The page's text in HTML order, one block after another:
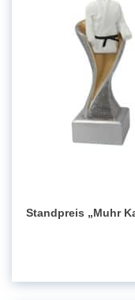
Standpreis „Muhr